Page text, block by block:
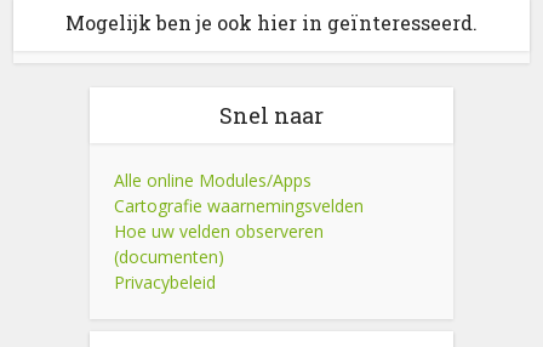
Mogelijk ben je ook hier in geïnteresseerd.
Snel naar
Alle online Modules/Apps
Cartografie waarnemingsvelden
Hoe uw velden observeren
(documenten)
Privacybeleid